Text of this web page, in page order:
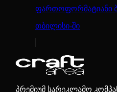
ფართოფორმატიანი
თბილისი-ში
პრემიუმ სარეკლამო